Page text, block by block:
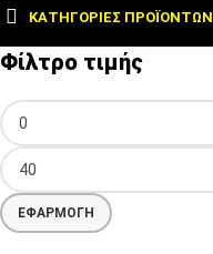
ΚΑΤΗΓΟΡΊΕΣ ΠΡΟΪΌΝΤΩΝ
Φίλτρο τιμής
ΕΦΑΡΜΟΓΉ